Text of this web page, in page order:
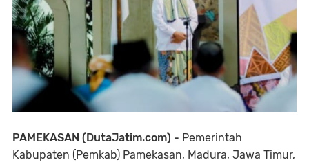
PAMEKASAN (DutaJatim.com) - Pemerintah
Kabupaten (Pemkab) Pamekasan, Madura, Jawa Timur,